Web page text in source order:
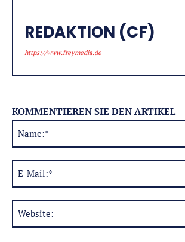
REDAKTION (CF)
https://www.freymedia.de
KOMMENTIEREN SIE DEN ARTIKEL